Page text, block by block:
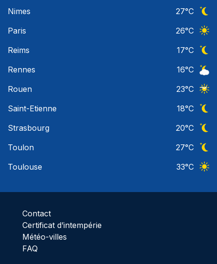
Nimes
27°C
Paris
26°C
Reims
17°C
Rennes
16°C
Rouen
23°C
Saint-Etienne
18°C
Strasbourg
20°C
Toulon
27°C
Toulouse
33°C
Contact
Certificat d’intempérie
Météo-villes
FAQ